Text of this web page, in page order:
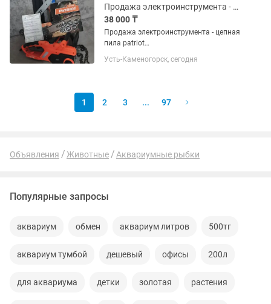
Продажа электроинструмента - цепная пила patriot .
38 000 ₸
Продажа электроинструмента - цепная
пила patriot
характеристики по фотографии .
в полном комплекте ,...
Усть-Каменогорск, сегодня
1 2 3 ... 97
Объявления Животные Аквариумные рыбки
Популярные запросы
аквариум обмен аквариум литров 500тг
аквариум тумбой дешевый офисы 200л
для аквариума детки золотая растения